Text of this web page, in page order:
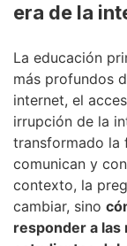
era de la
La educación
más profundos
internet, el
irrupción de la
transformado la
comunican y
contexto, la
cambiar, sino
responder a las